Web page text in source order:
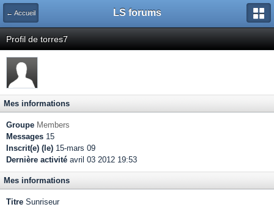
← Accueil LS forums
Profil de torres7
Mes informations
Groupe Members
Messages 15
Inscrit(e) (le) 15-mars 09
Dernière activité avril 03 2012 19:53
Mes informations
Titre Sunriseur